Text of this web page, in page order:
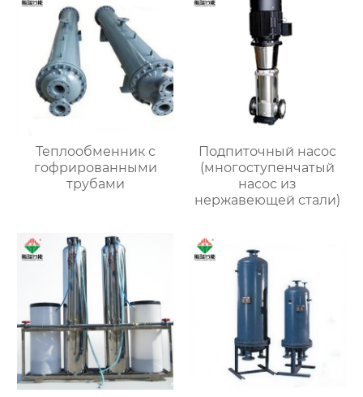
Теплообменник с
гофрированными
трубами
Подпиточный насос
(многоступенчатый
насос из
нержавеющей стали)